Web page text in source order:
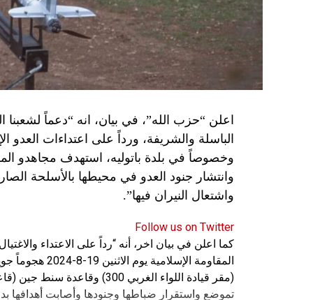
اعلن “حزب الله”، في بيان، انه “دعماً
الباسلة ‌‏‌‏‌والشريفة، ورداً على اعتداءات العدو
وانتشار جنود العدو في محيطها بالأسلحة
واشتعال النيران فيها”.
Follow us on Twitter
كما اعلن في بيان اخر، أنه “رداً على الاعتداء
المقاومة
(مقر قيادة اللواء الغربي
تموضع واستقرار ضباطها وجنودها وأصابت أهدافها